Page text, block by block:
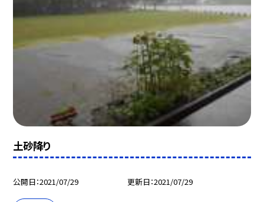
土砂降り
公開日 2021/07/29 更新日 2021/07/29